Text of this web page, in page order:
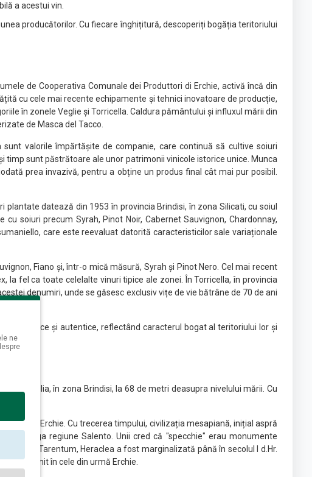
a acestui vin.
producătorilor. Cu fiecare înghițitură, descoperiți bogăția teritoriului
de Cooperativa Comunale dei Produttori di Erchie, activă încă din
cu cele mai recente echipamente și tehnici inovatoare de producție,
în zonele Veglie și Torricella. Caldura pământului și influxul mării din
de Masca del Tacco.
valorile împărtășite de companie, care continuă să cultive soiuri
sunt păstrătoare ale unor patrimonii vinicole istorice unice. Munca
prea invazivă, pentru a obține un produs final cât mai pur posibil.
datează din 1953 în provincia Brindisi, în zona Silicati, cu soiul
soiuri precum Syrah, Pinot Noir, Cabernet Sauvignon, Chardonnay,
care este reevaluat datorită caracteristicilor sale variaționale
Fiano și, într-o mică măsură, Syrah și Pinot Nero. Cel mai recent
fel ca toate celelalte vinuri tipice ale zonei. În Torricella, în provincia
denumiri, unde se găsesc exclusiv vițe de vie bătrâne de 70 de ani
unice și autentice, reflectând caracterul bogat al teritoriului lor și
Puglia, în zona Brindisi, la 68 de metri deasupra nivelului mării. Cu
astăzi Erchie. Cu trecerea timpului, civilizația mesapiană, inițial aspră
întreaga regiune Salento. Unii cred că "specchie" erau monumente
și Tarentum, Heraclea a fost marginalizată până în secolul I d.Hr.
a devenit în cele din urmă Erchie.
ne